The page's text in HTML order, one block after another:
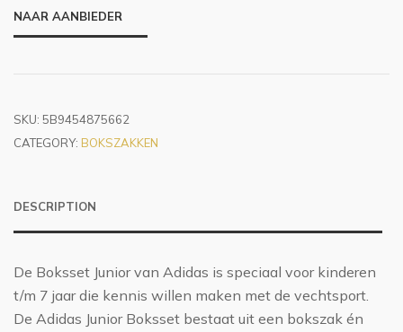
NAAR AANBIEDER
SKU: 5B9454875662
CATEGORY: BOKSZAKKEN
DESCRIPTION
De Boksset Junior van Adidas is speciaal voor kinderen
t/m 7 jaar die kennis willen maken met de vechtsport.
De Adidas Junior Boksset bestaat uit een bokszak én